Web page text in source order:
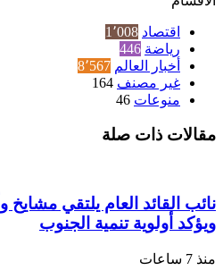
اقتصاد 1٬008
رياضة 446
أخبار العالم 8٬567
غير مصنف 164
منوعات 46
مقالات ذات صلة
نائب القائد العام يلتقي
ويؤكد أولوية تنمية الجنوب
منذ 7 ساعات